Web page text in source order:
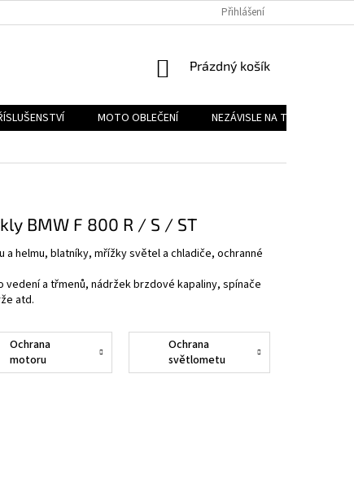
REKLAMAČNÍ ŘÁD
Přihlášení
NÁKUPNÍ
Prázdný košík
MOTO OBLEČENÍ
NEZÁVISLE NA TYPU
BMW F 800 R / S / ST
helmu, blatníky, mřížky světel a chladiče, ochranné
a třmenů, nádržek brzdové kapaliny, spínače
atd.
Ochrana
motoru
Ochrana
světlometu